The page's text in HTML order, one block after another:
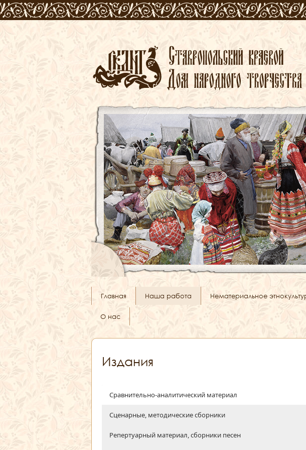
2026 год
Главная Наша работа Нематериальное
О нас
Издания
Сравнительно-аналитический материал
Сценарные, методические сборники
Репертуарный материал, сборники песен